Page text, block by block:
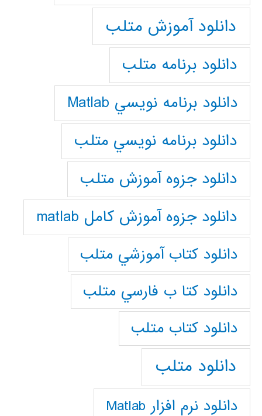
دانلود آموزش متلب
دانلود برنامه متلب
دانلود برنامه نويسي Matlab
دانلود برنامه نويسي متلب
دانلود جزوه آموزش متلب
دانلود جزوه آموزش کامل matlab
دانلود كتاب آموزشي متلب
دانلود كتا ب فارسي متلب
دانلود كتاب متلب
دانلود متلب
دانلود نرم افزار Matlab